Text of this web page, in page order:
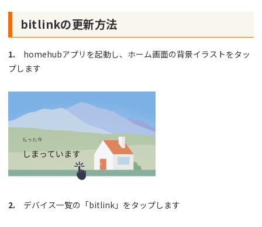
bitlinkの更新方法
1. homehubアプリを起動し、ホーム画面の背景イラストをタッ
プします
2. デバイス一覧の「bitlink」をタップします